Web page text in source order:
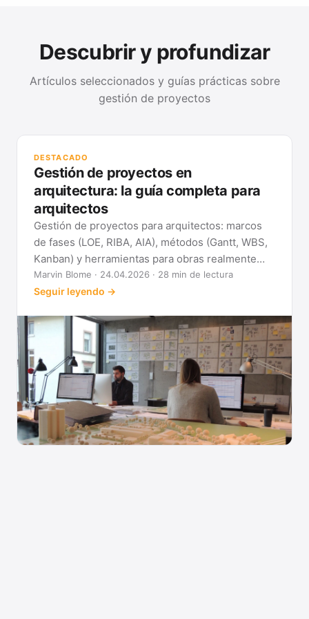
Descubrir y profundizar
Artículos seleccionados y guías prácticas sobre
gestión de proyectos
DESTACADO
Gestión de proyectos en
arquitectura: la guía completa para
arquitectos
Gestión de proyectos para arquitectos: marcos
de fases (LOE, RIBA, AIA), métodos (Gantt, WBS,
Kanban) y herramientas para obras realmente
previsibles.
Marvin Blome · 24.04.2026 · 28 min de lectura
Seguir leyendo →